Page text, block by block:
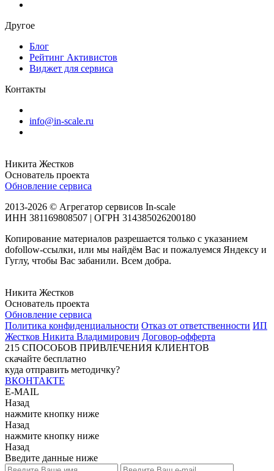
Другое
Блог
Рейтинг Активистов
Виджет для сервиса
Контакты
info@in-scale.ru
Никита Жестков
Основатель проекта
Обновление сервиса
2013-2026 © Агрегатор сервисов In-scale
ИНН 381169808507 | ОГРН 314385026200180
Копирование материалов разрешается только с указанием
dofollow-ссылки, или мы найдём Вас и пожалуемся Яндексу и
Гуглу, чтобы Вас забанили. Всем добра.
Никита Жестков
Основатель проекта
Обновление сервиса
Политика конфиденциальности Отказ от ответственности ИП
Жестков Никита Владимирович Договор-офферта
215 СПОСОБОВ ПРИВЛЕЧЕНИЯ КЛИЕНТОВ
скачайте бесплатно
куда отправить методичку?
ВКОНТАКТЕ
E-MAIL
Назад
нажмите кнопку ниже
Назад
нажмите кнопку ниже
Назад
Введите данные ниже